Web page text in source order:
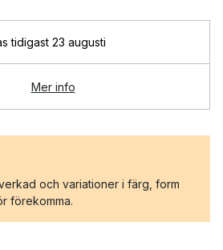
tidigast 23 augusti
Mer info
och variationer i färg, form
förekomma.